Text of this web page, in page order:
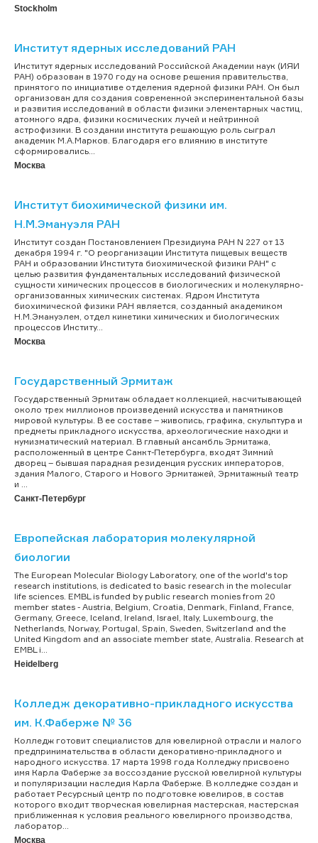
Stockholm
Институт ядерных исследований РАН
Институт ядерных исследований Российской Академии наук (ИЯИ
РАН) образован в 1970 году на основе решения правительства,
принятого по инициативе отделения ядерной физики РАН. Он был
организован для создания современной экспериментальной базы
и развития исследований в области физики элементарных частиц,
атомного ядра, физики космических лучей и нейтринной
астрофизики. В создании института решающую роль сыграл
академик М.А.Марков. Благодаря его влиянию в институте
сформировались...
Москва
Институт биохимической физики им.
Н.М.Эмануэля РАН
Институт создан Постановлением Президиума РАН N 227 от 13
декабря 1994 г. "О реорганизации Института пищевых веществ
РАН и образовании Института биохимической физики РАН" с
целью развития фундаментальных исследований физической
сущности химических процессов в биологических и молекулярно-
организованных химических системах. Ядром Института
биохимической физики РАН является, созданный академиком
Н.М.Эмануэлем, отдел кинетики химических и биологических
процессов Институ...
Москва
Государственный Эрмитаж
Государственный Эрмитаж обладает коллекцией, насчитывающей
около трех миллионов произведений искусства и памятников
мировой культуры. В ее составе – живопись, графика, скульптура и
предметы прикладного искусства, археологические находки и
нумизматический материал. В главный ансамбль Эрмитажа,
расположенный в центре Санкт-Петербурга, входят Зимний
дворец – бывшая парадная резиденция русских императоров,
здания Малого, Старого и Нового Эрмитажей, Эрмитажный театр
и ...
Санкт-Петербург
Европейская лаборатория молекулярной
биологии
The European Molecular Biology Laboratory, one of the world's top
research institutions, is dedicated to basic research in the molecular
life sciences. EMBL is funded by public research monies from 20
member states - Austria, Belgium, Croatia, Denmark, Finland, France,
Germany, Greece, Iceland, Ireland, Israel, Italy, Luxembourg, the
Netherlands, Norway, Portugal, Spain, Sweden, Switzerland and the
United Kingdom and an associate member state, Australia. Research at
EMBL i...
Heidelberg
Колледж декоративно-прикладного искусства
им. К.Фаберже № 36
Колледж готовит специалистов для ювелирной отрасли и малого
предпринимательства в области декоративно-прикладного и
народного искусства. 17 марта 1998 года Колледжу присвоено
имя Карла Фаберже за воссоздание русской ювелирной культуры
и популяризации наследия Карла Фаберже. В колледже создан и
работает Ресурсный центр по подготовке ювелиров, в состав
которого входит творческая ювелирная мастерская, мастерская
приближенная к условия реального ювелирного производства,
лаборатор...
Москва